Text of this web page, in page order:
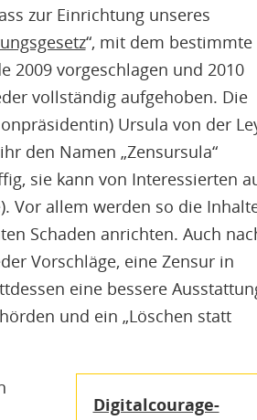
zur Einrichtung unseres
“, mit dem bestimmte
2009 vorgeschlagen und 2010
vollständig aufgehoben. Die
Ursula von der
den Namen „Zensursula“
sie kann von Interessierten
Vor allem werden so die
Schaden anrichten. Auch
Vorschläge, eine Zensur in
eine bessere
und ein „Löschen statt
Digitalcourage-